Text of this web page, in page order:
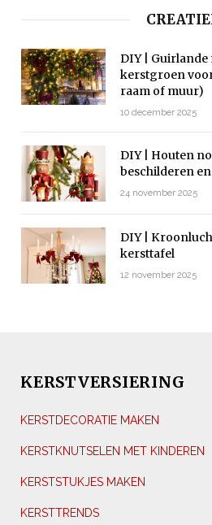
DIY | Guirlande
kerstgroen
raam of muur)
10 december 2025
DIY | Houten
beschilderen
24 november 2025
DIY |
kersttafel
12 november 2025
KERSTVERSIERING
KERSTDECORATIE MAKEN
KERSTKNUTSELEN MET KINDEREN
KERSTSTUKJES MAKEN
KERSTTRENDS